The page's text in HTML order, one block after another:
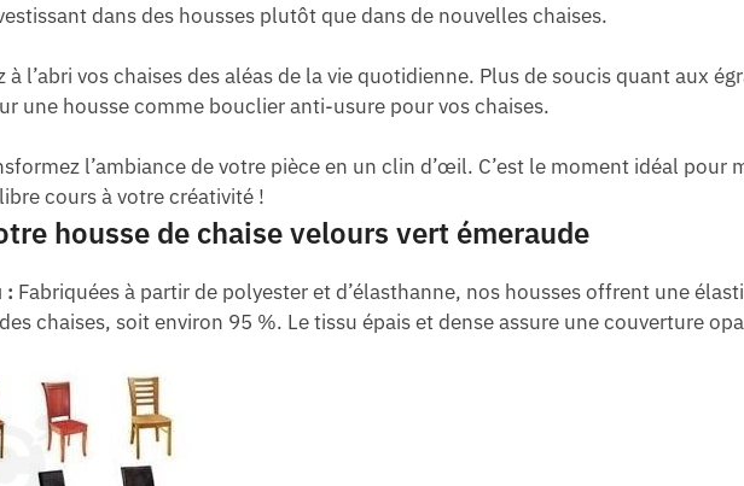
dans des housses plutôt que dans de nouvelles chaises.
à l’abri vos chaises des aléas de la vie quotidienne. Plus de soucis quant aux
une housse comme bouclier anti-usure pour vos chaises.
l’ambiance de votre pièce en un clin d’œil. C’est le moment idéal
cours à votre créativité !
housse de chaise velours vert émeraude
: Fabriquées à partir de polyester et d’élasthanne, nos housses offrent une
chaises, soit environ 95 %. Le tissu épais et dense assure une couverture